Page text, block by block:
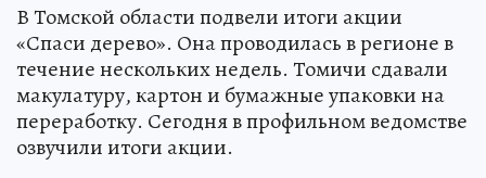
В Томской области подвели итоги акции
«Спаси дерево». Она проводилась в регионе в
течение нескольких недель. Томичи сдавали
макулатуру, картон и бумажные упаковки на
переработку. Сегодня в профильном ведомстве
озвучили итоги акции.